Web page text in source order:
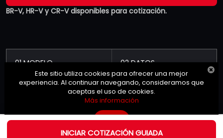
BR-V, HR-V y CR-V disponibles para cotización.
01 MODELO
Elige entre BR-V, HR-V o
CR-V.
02 DATOS
Confirma contacto y
privacidad.
INICIAR COTIZACIÓN GUIADA
Este sitio utiliza cookies para ofrecer una mejor
experiencia. Al continuar navegando, consideramos que
aceptas el uso de cookies.
Más información
OK